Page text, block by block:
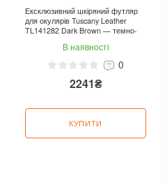
Ексклюзивний шкіряний футляр
для окулярів Tuscany Leather
TL141282 Dark Brown — темно-
В наявності
0
2241₴
КУПИТИ